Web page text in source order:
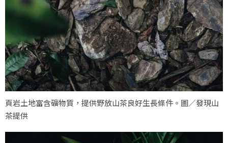
頁岩土地富含礦物質，提供野放山茶良好生長條件。圖／發現山
茶提供